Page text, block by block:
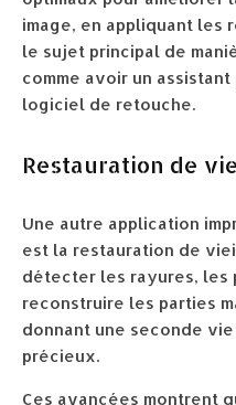
image, en appliquant les
le sujet principal de
comme avoir un
logiciel de retouche.
Restauration de
Une autre application
est la restauration de
détecter les rayures, les
reconstruire les parties
donnant une seconde
précieux.
Ces avancées montrent